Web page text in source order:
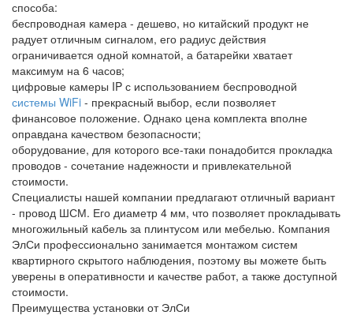
способа:
беспроводная камера - дешево, но китайский продукт не
радует отличным сигналом, его радиус действия
ограничивается одной комнатой, а батарейки хватает
максимум на 6 часов;
цифровые камеры IP с использованием беспроводной
системы WiFi - прекрасный выбор, если позволяет
финансовое положение. Однако цена комплекта вполне
оправдана качеством безопасности;
оборудование, для которого все-таки понадобится прокладка
проводов - сочетание надежности и привлекательной
стоимости.
Специалисты нашей компании предлагают отличный вариант
- провод ШСМ. Его диаметр 4 мм, что позволяет прокладывать
многожильный кабель за плинтусом или мебелью. Компания
ЭлСи профессионально занимается монтажом систем
квартирного скрытого наблюдения, поэтому вы можете быть
уверены в оперативности и качестве работ, а также доступной
стоимости.
Преимущества установки от ЭлСи